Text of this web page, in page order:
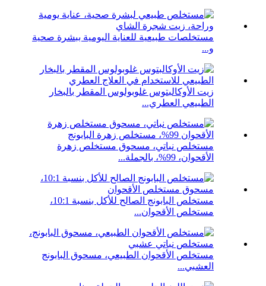
مستخلصات طبيعية للعناية اليومية ببشرة صحية
و...
زيت الأوكالبتوس غلوبولوس المقطر بالبخار
الطبيعي العطري...
مستخلص نباتي، مسحوق مستخلص زهرة
الأقحوان، 99%، بالجملة...
مستخلص البابونج الصالح للأكل بنسبة 10:1،
مستخلص الأقحوان...
مستخلص الأقحوان الطبيعي، مسحوق البابونج
العشبي...